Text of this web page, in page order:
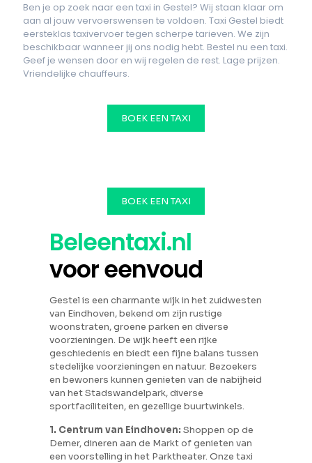
Ben je op zoek naar een taxi in Gestel? Wij staan klaar om
aan al jouw vervoerswensen te voldoen. Taxi Gestel biedt
eersteklas taxivervoer tegen scherpe tarieven. We zijn
beschikbaar wanneer jij ons nodig hebt. Bestel nu een taxi.
Geef je wensen door en wij regelen de rest. Lage prijzen.
Vriendelijke chauffeurs.
BOEK EEN TAXI
BOEK EEN TAXI
Beleentaxi.nl
voor eenvoud
Gestel is een charmante wijk in het zuidwesten
van Eindhoven, bekend om zijn rustige
woonstraten, groene parken en diverse
voorzieningen. De wijk heeft een rijke
geschiedenis en biedt een fijne balans tussen
stedelijke voorzieningen en natuur. Bezoekers
en bewoners kunnen genieten van de nabijheid
van het Stadswandelpark, diverse
sportfaciliteiten, en gezellige buurtwinkels.
1. Centrum van Eindhoven:Shoppen op de
Demer, dineren aan de Markt of genieten van
een voorstelling in het Parktheater. Onze taxi